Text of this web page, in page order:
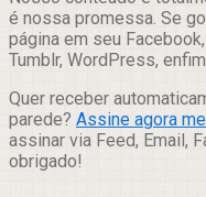
é nossa promessa. Se
página em seu
Tumblr, WordPress,
Quer receber
parede? Assine agora
assinar via Feed, Email,
obrigado!